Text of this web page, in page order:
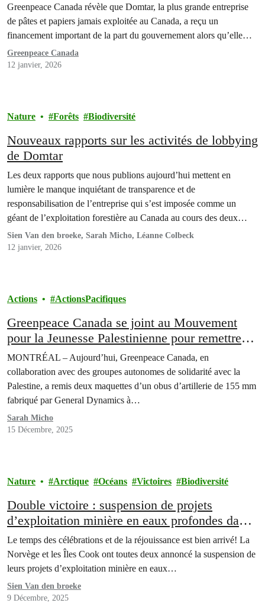
Greenpeace Canada révèle que Domtar, la plus grande entreprise
de pâtes et papiers jamais exploitée au Canada, a reçu un
financement important de la part du gouvernement alors qu’elle
s’efforçait de renforcer sa mainmise sur l’industrie forestière du
pays, et ce, dans un contexte de transparence…
Greenpeace Canada
12 janvier, 2026
Nature Forêts Biodiversité
Nouveaux rapports sur les activités de lobbying
de Domtar
Les deux rapports que nous publions aujourd’hui mettent en
lumière le manque inquiétant de transparence et de
responsabilisation de l’entreprise qui s’est imposée comme un
géant de l’exploitation forestière au Canada au cours des deux
dernières décennies : Domtar.
Sien Van den broeke, Sarah Micho, Léanne Colbeck
12 janvier, 2026
Actions ActionsPacifiques
Greenpeace Canada se joint au Mouvement
pour la Jeunesse Palestinienne pour remettre
deux maquettes de munitions canadiennes à
deux député·es, exigeant un embargo total sur
les armes à destination d’Israël et l’adoption du
projet de loi C-233
MONTRÉAL – Aujourd’hui, Greenpeace Canada, en
collaboration avec des groupes autonomes de solidarité avec la
Palestine, a remis deux maquettes d’un obus d’artillerie de 155 mm
fabriqué par General Dynamics à…
Sarah Micho
15 Décembre, 2025
Nature Arctique Océans Victoires Biodiversité
Double victoire : suspension de projets
d’exploitation minière en eaux profondes dans
l’Arctique et le Pacifique
Le temps des célébrations et de la réjouissance est bien arrivé! La
Norvège et les Îles Cook ont toutes deux annoncé la suspension de
leurs projets d’exploitation minière en eaux…
Sien Van den broeke
9 Décembre, 2025